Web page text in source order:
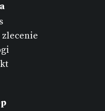
zlecenie